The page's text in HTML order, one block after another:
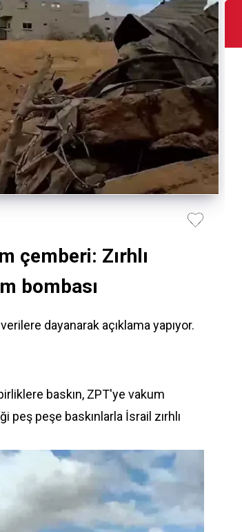
çemberi: Zırhlı
bombası
dayanarak açıklama yapıyor.
baskın, ZPT'ye vakum
peş peşe baskınlarla İsrail zırhlı